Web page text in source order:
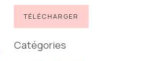
TÉLÉCHARGER
Catégories